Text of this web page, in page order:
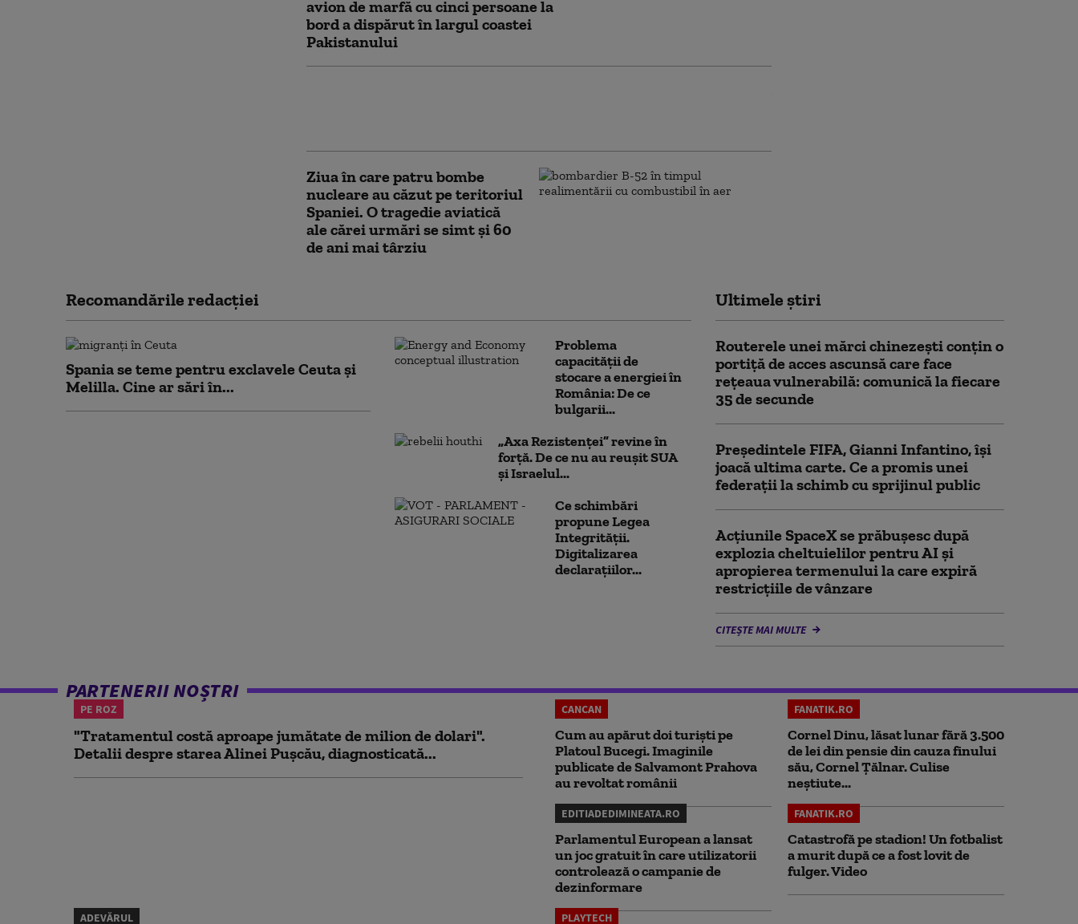
avion de marfă cu cinci persoane la
bord a dispărut în largul coastei
Pakistanului
Ziua în care patru bombe
nucleare au căzut pe teritoriul
Spaniei. O tragedie aviatică
ale cărei urmări se simt și 60
de ani mai târziu
Recomandările redacţiei
Spania se teme pentru exclavele Ceuta și
Melilla. Cine ar sări în...
Problema
capacității de
stocare a energiei în
România: De ce
bulgarii...
„Axa Rezistenței” revine în
forță. De ce nu au reușit SUA
și Israelul...
Ce schimbări
propune Legea
Integrității.
Digitalizarea
declarațiilor...
Ultimele știri
Routerele unei mărci chinezești conțin o
portiță de acces ascunsă care face
rețeaua vulnerabilă: comunică la fiecare
35 de secunde
Președintele FIFA, Gianni Infantino, îşi
joacă ultima carte. Ce a promis unei
federații la schimb cu sprijinul public
Acţiunile SpaceX se prăbuşesc după
explozia cheltuielilor pentru AI şi
apropierea termenului la care expiră
restricţiile de vânzare
CITEȘTE MAI MULTE
PARTENERII NOȘTRI
PE ROZ
"Tratamentul costă aproape jumătate de milion de dolari".
Detalii despre starea Alinei Pușcău, diagnosticată...
CANCAN
Cum au apărut doi turiști pe
Platoul Bucegi. Imaginile
publicate de Salvamont Prahova
au revoltat românii
FANATIK.RO
Cornel Dinu, lăsat lunar fără 3.500
de lei din pensie din cauza finului
său, Cornel Țălnar. Culise
neștiute...
EDITIADEDIMINEATA.RO
Parlamentul European a lansat
un joc gratuit în care utilizatorii
controlează o campanie de
dezinformare
FANATIK.RO
Catastrofă pe stadion! Un fotbalist
a murit după ce a fost lovit de
fulger. Video
ADEVĂRUL PLAYTECH